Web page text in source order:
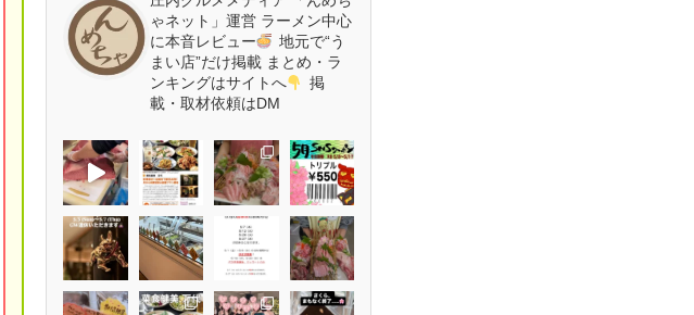
ゃネット」運営 ラーメン中心
に本音レビュー
地元で“う
まい店”だけ掲載 まとめ・ラ
ンキングはサイトへ
掲
載・取材依頼はDM